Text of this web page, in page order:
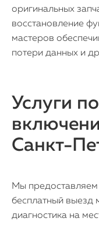
оригинальных
восстановление
мастеров
потери данных и
Услуги
Санкт-
Мы предоставляем
бесплатный выезд
диагностика на